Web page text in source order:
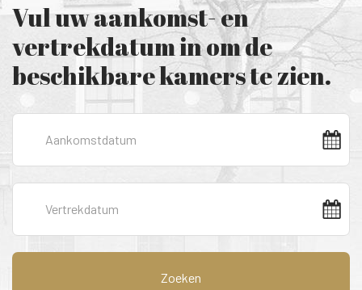
Vul uw aankomst- en
vertrekdatum in om de
beschikbare kamers te zien.
Zoeken